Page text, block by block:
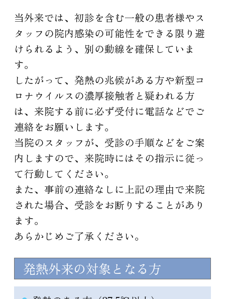
当外来では、初診を含む一般の患者様やス
タッフの院内感染の可能性をできる限り避
けられるよう、別の動線を確保していま
す。
したがって、発熱の兆候がある方や新型コ
ロナウイルスの濃厚接触者と疑われる方
は、来院する前に必ず受付に電話などでご
連絡をお願いします。
当院のスタッフが、受診の手順などをご案
内しますので、来院時にはその指示に従っ
て行動してください。
また、事前の連絡なしに上記の理由で来院
された場合、受診をお断りすることがあり
ます。
あらかじめご了承ください。
発熱外来の対象となる方